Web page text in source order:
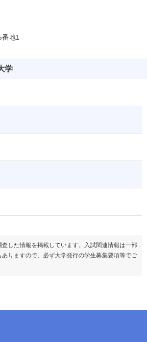
地1
学
した情報を掲載しています。入試関連情報は一部
りますので、必ず大学発行の学生募集要項等でご